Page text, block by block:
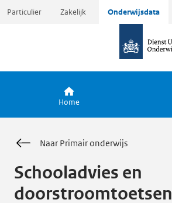
Ga
Particulier Zakelijk Onderwijsdata
de
Home
Naar Primair onderwijs
Schooladvies en
doorstroomtoetsen